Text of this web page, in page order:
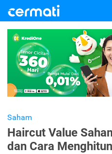
Saham
Haircut Value
dan Cara